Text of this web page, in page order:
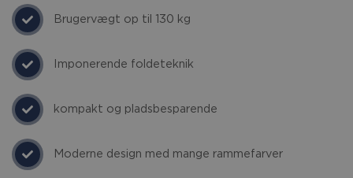
Brugervægt op til 130 kg
Imponerende foldeteknik
kompakt og pladsbesparende
Moderne design med mange rammefarver